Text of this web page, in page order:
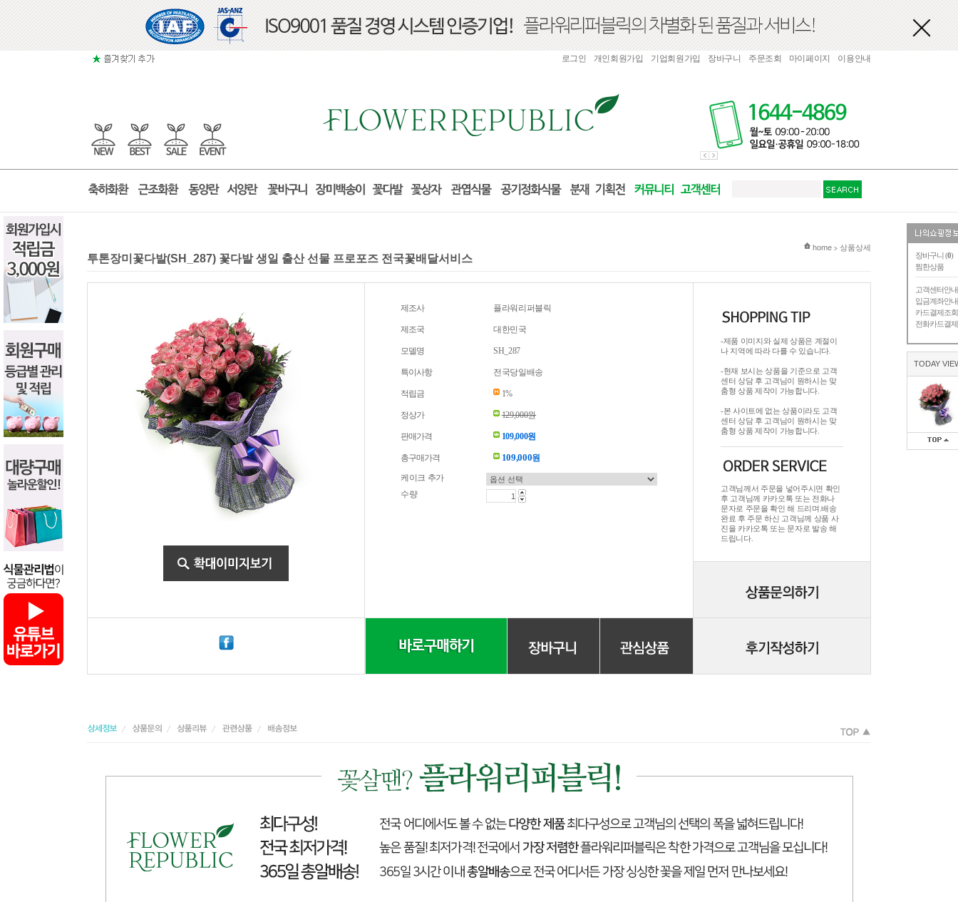
장바구니 (0)
찜한상품
고객센터안내
입금계좌안내
카드결제조회
전화카드결제
TODAY
로그인 개인회원가입 기업회원가입 장바구니 주문조회 마이페이지 이용안내
현재 위치
home > 상품상세
투톤장미꽃다발(SH_287) 꽃다발 생일 출산 선물 프로포즈 전국꽃배달서비스
제조사 플라워리퍼블릭
제조국 대한민국
모델명 SH_287
특이사항 전국당일배송
적립금 1%
정상가 129,000원
판매가격 109,000원
총구매가격 109,000원
케이크 추가
수량
-제품 이미지와 실제 상품은 계절이
나 지역에 따라 다를 수 있습니다.
-현재 보시는 상품을 기준으로 고객
센터 상담 후 고객님이 원하시는 맞
춤형 상품 제작이 가능합니다.
-본 사이트에 없는 상품이라도 고객
센터 상담 후 고객님이 원하시는 맞
춤형 상품 제작이 가능합니다.
고객님께서 주문을 넣어주시면 확인
후 고객님께 카카오톡 또는 전화나
문자로 주문을 확인 해 드리며.배송
완료 후 주문 하신 고객님께 상품 사
진을 카카오톡 또는 문자로 발송 해
드립니다.